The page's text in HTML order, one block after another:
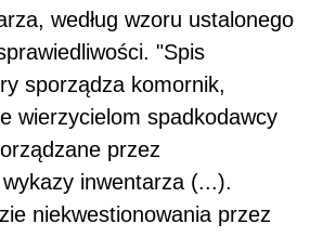
według wzoru ustalonego
"Spis
sporządza komornik,
wierzycielom spadkodawcy
przez
inwentarza (...).
niekwestionowania przez